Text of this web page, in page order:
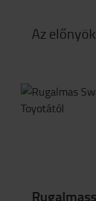
Az előnyök